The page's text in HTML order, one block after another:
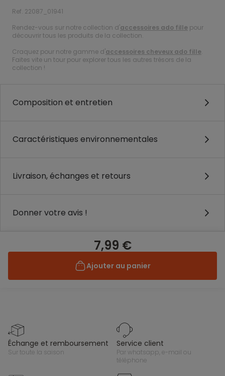
Ref. 22087_01941
Rendez-vous sur notre collection d'accessoires ado fille pour
découvrir tous les produits de la collection.
Craquez pour notre gamme d'accessoires cheveux ado fille.
Faites vite un tour pour explorer tous les autres trésors de la
collection !
Composition et entretien
Caractéristiques environnementales
Livraison, échanges et retours
Donner votre avis !
7,99 €
Ajouter au panier
échange et remboursement
sur toute la saison
service client
par whatsapp, e-mail ou
téléphone